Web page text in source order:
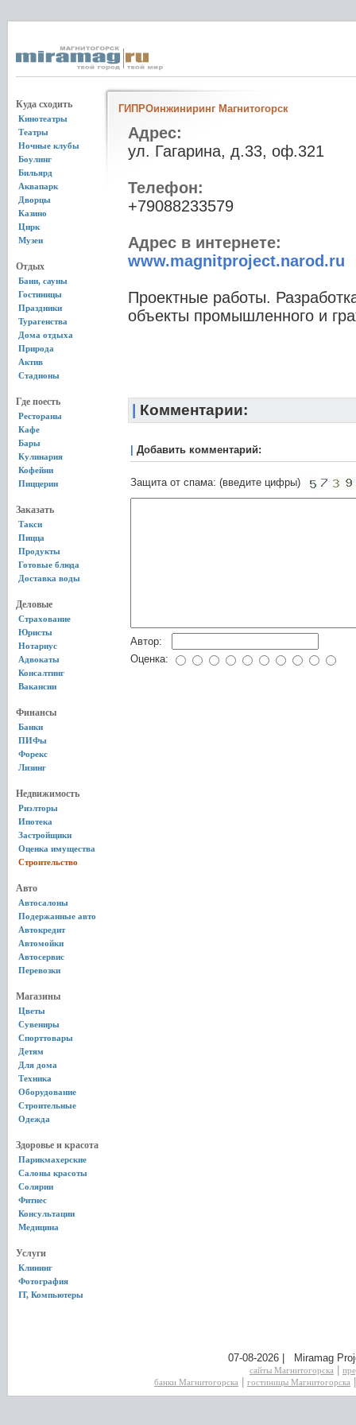
Куда сходить
Кинотеатры
Театры
Ночные клубы
Боулинг
Бильярд
Аквапарк
Дворцы
Казино
Цирк
Музеи
Отдых
Бани, сауны
Гостиницы
Праздники
Турагенства
Дома отдыха
Природа
Актив
Стадионы
Где поесть
Рестораны
Кафе
Бары
Кулинария
Кофейни
Пиццерии
Заказать
Такси
Пицца
Продукты
Готовые блюда
Доставка воды
Деловые
Страхование
Юристы
Нотариус
Адвокаты
Консалтинг
Вакансии
Финансы
Банки
ПИФы
Форекс
Лизинг
Недвижимость
Риэлторы
Ипотека
Застройщики
Оценка имущества
Строительство
Авто
Автосалоны
Подержанные авто
Автокредит
Автомойки
Автосервис
Перевозки
Магазины
Цветы
Сувениры
Спорттовары
Детям
Для дома
Техника
Оборудование
Строительные
Одежда
Здоровье и красота
Парикмахерские
Салоны красоты
Солярии
Фитнес
Консультации
Медицина
Услуги
Клининг
Фотография
IT, Компьютеры
ГИПРОинжиниринг Магнитогорск
Адрес:
ул. Гагарина, д.33, оф.321
Телефон:
+79088233579
Адрес в интернете:
www.magnitproject.narod.ru
Проектные работы.
объекты промышленного и
Комментарии:
Добавить комментарий:
Защита от спама: (введите цифры)
Автор:
Оценка:
07-08-2026 | Miramag
сайты Магнитогорска
банки Магнитогорска
гостиницы Магнитогорска